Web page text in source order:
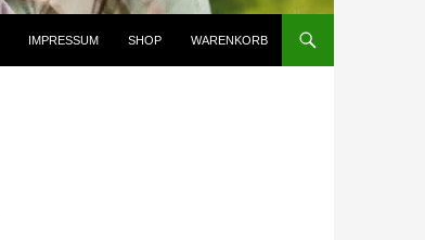
IMPRESSUM SHOP WARENKORB